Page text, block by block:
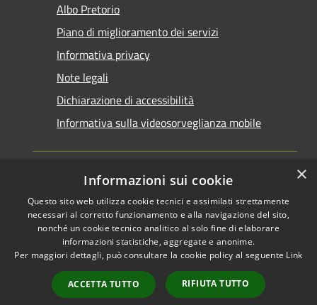
Albo Pretorio
Piano di miglioramento dei servizi
Informativa privacy
Note legali
Dichiarazione di accessibilità
Informativa sulla videosorveglianza mobile
RSS
Accessibilità
Cookie
Mappa del sito
Area riservata del
Copyright © 2026 • Comune di
Taranto • Powered by
Municipium•Accesso
redazione
×
Informazioni sui cookie
Questo sito web utilizza cookie tecnici e assimilati strettamente
necessari al corretto funzionamento e alla navigazione del sito,
nonché un cookie tecnico analitico al solo fine di elaborare
informazioni statistiche, aggregate e anonime.
Per maggiori dettagli, può consultare la cookie policy al seguente Link
ACCETTA TUTTO RIFIUTA TUTTO